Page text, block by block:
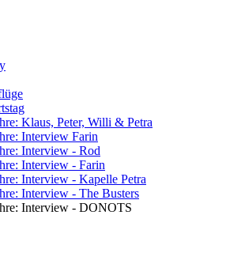
Klaus, Peter, Willi & Petra
Interview Farin
Interview - Rod
Interview - Farin
Interview - Kapelle Petra
Interview - The Busters
Interview - DONOTS